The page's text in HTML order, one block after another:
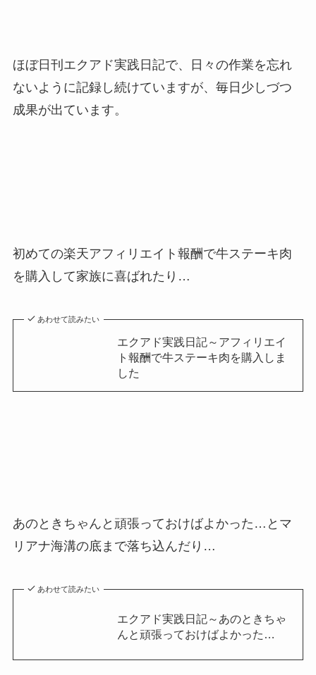
ほぼ日刊エクアド実践日記で、日々の作業を忘れ
ないように記録し続けていますが、毎日少しづつ
成果が出ています。
初めての楽天アフィリエイト報酬で牛ステーキ肉
を購入して家族に喜ばれたり…
あわせて読みたい
エクアド実践日記～アフィリエイ
ト報酬で牛ステーキ肉を購入しま
した
あのときちゃんと頑張っておけばよかった…とマ
リアナ海溝の底まで落ち込んだり…
あわせて読みたい
エクアド実践日記～あのときちゃ
んと頑張っておけばよかった…